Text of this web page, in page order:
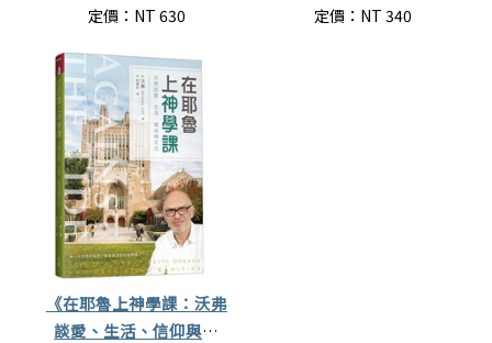
錄的家園神學》
定價：NT 630
全球化的神話》
定價：NT 340
《在耶魯上神學課：沃弗
談愛、生活、信仰與文